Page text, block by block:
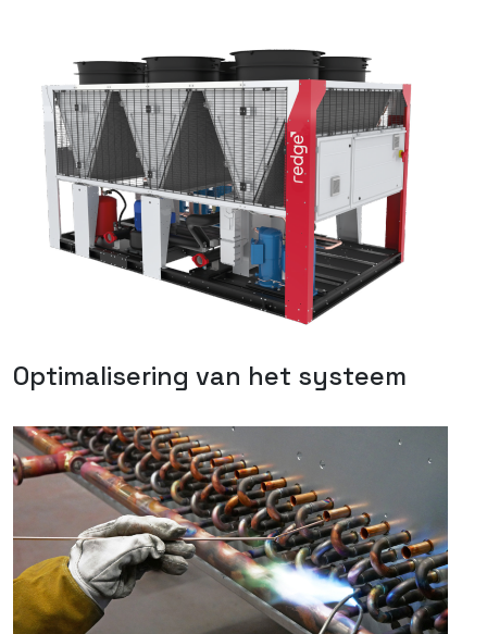
Optimalisering van het systeem